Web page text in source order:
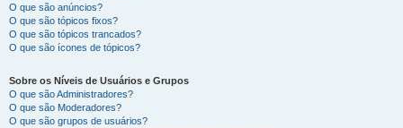
O que são anúncios?
O que são tópicos fixos?
O que são tópicos trancados?
O que são ícones de tópicos?
Sobre os Níveis de Usuários e Grupos
O que são Administradores?
O que são Moderadores?
O que são grupos de usuários?